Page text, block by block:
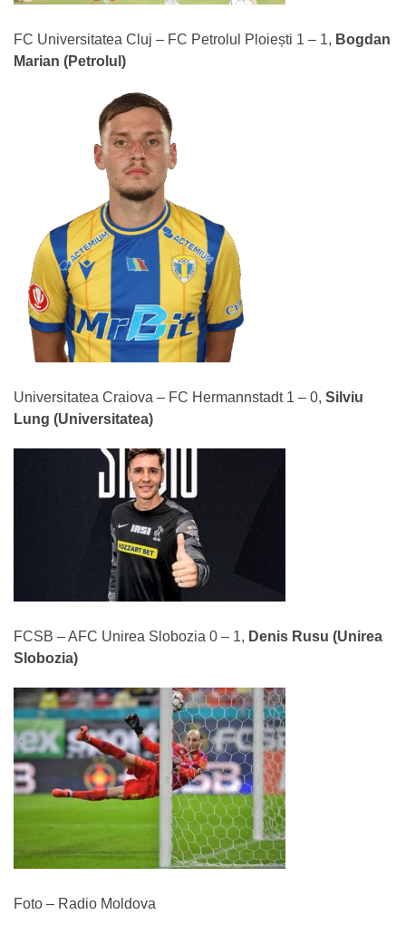
FC Universitatea Cluj – FC Petrolul Ploiești 1 – 1, Bogdan
Marian (Petrolul)
Universitatea Craiova – FC Hermannstadt 1 – 0, Silviu
Lung (Universitatea)
FCSB – AFC Unirea Slobozia 0 – 1, Denis Rusu (Unirea
Slobozia)
Foto – Radio Moldova